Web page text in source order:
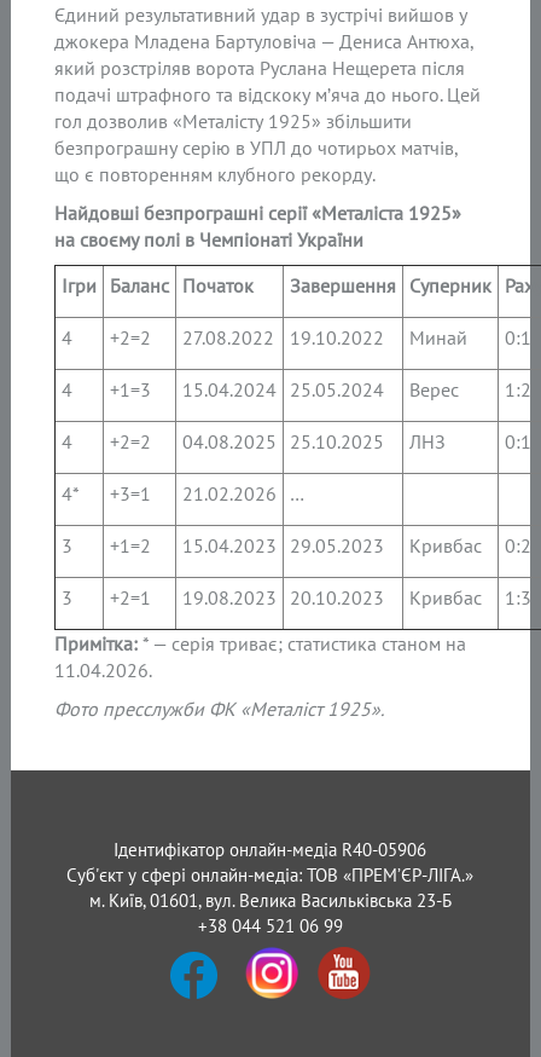
Єдиний результативний удар в зустрічі вийшов у
джокера Младена Бартуловіча — Дениса Антюха,
який розстріляв ворота Руслана Нещерета після
подачі штрафного та відскоку м’яча до нього. Цей
гол дозволив «Металісту 1925» збільшити
безпрограшну серію в УПЛ до чотирьох матчів,
що є повторенням клубного рекорду.
Найдовші безпрограшні серії «Металіста 1925»
на своєму полі в Чемпіонаті України
Ігри
Баланс Початок Завершення Суперник
4 +2=2 27.08.2022 19.10.2022 Минай 0:1
4 +1=3 15.04.2024 25.05.2024 Верес 1:2
4 +2=2 04.08.2025 25.10.2025 ЛНЗ 0:1
4* +3=1 21.02.2026 …
3 +1=2 15.04.2023 29.05.2023 Кривбас 0:2
3 +2=1 19.08.2023 20.10.2023 Кривбас
1:3
Примітка: * — серія триває; статистика станом на
11.04.2026.
Фото пресслужби ФК «Металіст 1925».
Ідентифікатор онлайн-медіа R40-05906
Суб'єкт у сфері онлайн-медіа: ТОВ «ПРЕМ’ЄР-ЛІГА.»
м. Київ, 01601, вул. Велика Васильківська 23-Б
+38 044 521 06 99